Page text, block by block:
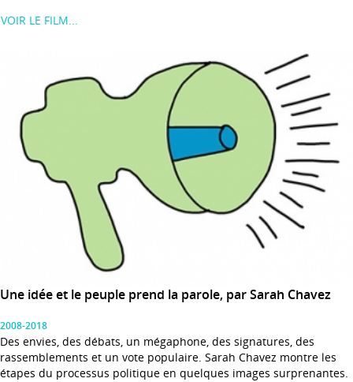
VOIR LE FILM...
Une idée et le peuple prend la parole, par Sarah Chavez
2008-2018
Des envies, des débats, un mégaphone, des signatures, des
rassemblements et un vote populaire. Sarah Chavez montre les
étapes du processus politique en quelques images surprenantes.